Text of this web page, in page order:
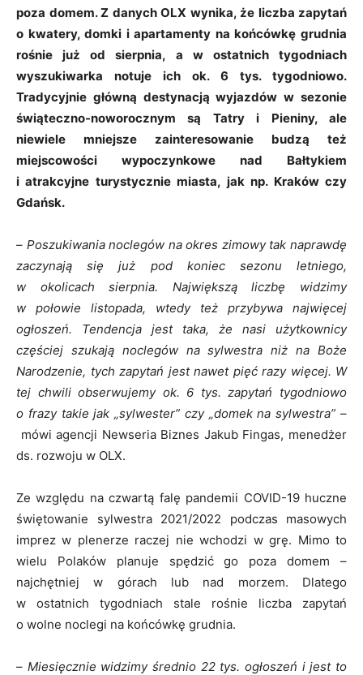
poza domem. Z danych OLX wynika, że liczba zapytań
o kwatery, domki i apartamenty na końcówkę grudnia
rośnie już od sierpnia, a w ostatnich tygodniach
wyszukiwarka notuje ich ok. 6 tys. tygodniowo.
Tradycyjnie główną destynacją wyjazdów w sezonie
świąteczno-noworocznym są Tatry i Pieniny, ale
niewiele mniejsze zainteresowanie budzą też
miejscowości wypoczynkowe nad Bałtykiem
i atrakcyjne turystycznie miasta, jak np. Kraków czy
Gdańsk.
– Poszukiwania noclegów na okres zimowy tak naprawdę
zaczynają się już pod koniec sezonu letniego,
w okolicach sierpnia. Największą liczbę widzimy
w połowie listopada, wtedy też przybywa najwięcej
ogłoszeń. Tendencja jest taka, że nasi użytkownicy
częściej szukają noclegów na sylwestra niż na Boże
Narodzenie, tych zapytań jest nawet pięć razy więcej. W
tej chwili obserwujemy ok. 6 tys. zapytań tygodniowo
o frazy takie jak „sylwester” czy „domek na sylwestra” –
mówi agencji Newseria Biznes Jakub Fingas, menedżer
ds. rozwoju w OLX.
Ze względu na czwartą falę pandemii COVID-19 huczne
świętowanie sylwestra 2021/2022 podczas masowych
imprez w plenerze raczej nie wchodzi w grę. Mimo to
wielu Polaków planuje spędzić go poza domem –
najchętniej w górach lub nad morzem. Dlatego
w ostatnich tygodniach stale rośnie liczba zapytań
o wolne noclegi na końcówkę grudnia.
– Miesięcznie widzimy średnio 22 tys. ogłoszeń i jest to